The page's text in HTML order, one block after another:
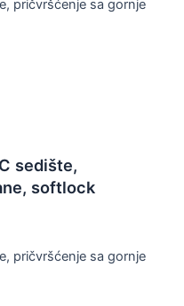
pričvršćenje sa gornje
sedište,
softlock
pričvršćenje sa gornje